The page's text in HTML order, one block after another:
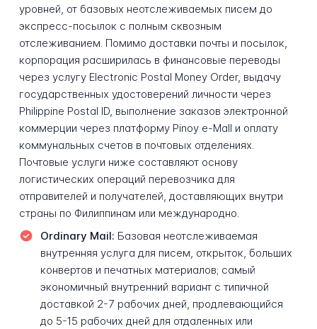
уровней, от базовых неотслеживаемых писем до
экспресс-посылок с полным сквозным
отслеживанием. Помимо доставки почты и посылок,
корпорация расширилась в финансовые переводы
через услугу Electronic Postal Money Order, выдачу
государственных удостоверений личности через
Philippine Postal ID, выполнение заказов электронной
коммерции через платформу Pinoy e-Mall и оплату
коммунальных счетов в почтовых отделениях.
Почтовые услуги ниже составляют основу
логистических операций перевозчика для
отправителей и получателей, доставляющих внутри
страны по Филиппинам или международно.
Ordinary Mail: Базовая неотслеживаемая
внутренняя услуга для писем, открыток, больших
конвертов и печатных материалов; самый
экономичный внутренний вариант с типичной
доставкой 2-7 рабочих дней, продлевающийся
до 5-15 рабочих дней для отдаленных или